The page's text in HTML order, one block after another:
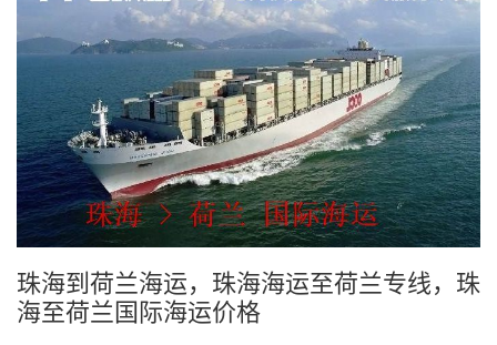
珠海到荷兰海运，珠海海运至荷兰专线，珠
海至荷兰国际海运价格